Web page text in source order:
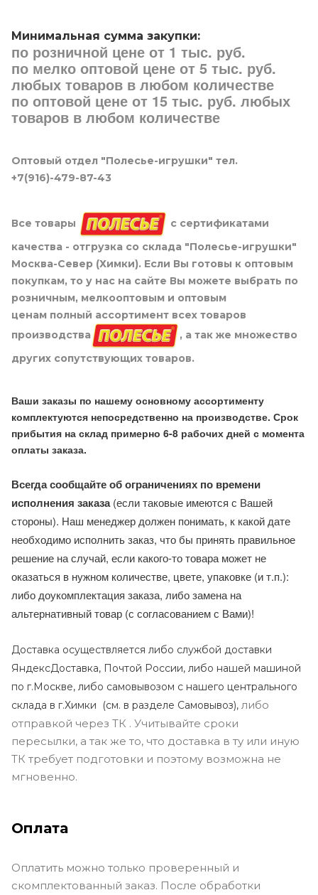
Минимальная сумма закупки:
по розничной цене от 1 тыс. руб.
по мелко оптовой цене от 5 тыс. руб.
любых товаров в любом количестве
по оптовой цене от 15 тыс. руб. любых
товаров в любом количестве
Оптовый отдел "Полесье-игрушки" тел.
+7(916)-479-87-43
Все товары
с сертификатами
качества - отгрузка со склада "Полесье-игрушки"
Москва-Север (Химки). Если Вы готовы к оптовым
покупкам, то у нас на сайте Вы можете выбрать по
розничным, мелкооптовым и оптовым
ценам полный ассортимент всех товаров
производства
, а так же множество
других сопутствующих товаров.
Ваши заказы по нашему основному ассортименту
комплектуются непосредственно на производстве. Срок
прибытия на склад примерно 6-8 рабочих дней с момента
оплаты заказа.
Всегда сообщайте об ограничениях по времени
исполнения заказа(если таковые имеются с Вашей
стороны). Наш менеджер должен понимать, к какой дате
необходимо исполнить заказ, что бы принять правильное
решение на случай, если какого-то товара может не
оказаться в нужном количестве, цвете, упаковке (и т.п.):
либо доукомплектация заказа, либо замена на
альтернативный товар (с согласованием с Вами)!
Доставка осуществляется либо службой доставки
ЯндексДоставка, Почтой России, либо нашей машиной
по г.Москве, либо самовывозом с нашего центрального
склада в г.Химки (см. в разделе Самовывоз), либо
отправкой через ТК . Учитывайте сроки
пересылки, а так же то, что доставка в ту или иную
ТК требует подготовки и поэтому возможна не
мгновенно.
Оплата
Оплатить можно только проверенный и
скомплектованный заказ. После обработки